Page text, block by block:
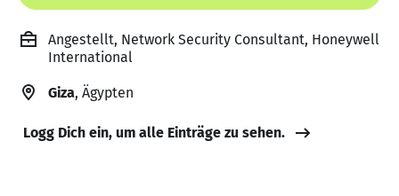
Angestellt, Network Security Consultant, Honeywell
International
Giza, Ägypten
Logg Dich ein, um alle Einträge zu sehen.